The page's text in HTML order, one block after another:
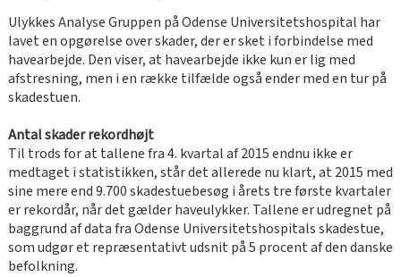
Ulykkes Analyse Gruppen på Odense Universitetshospital har
lavet en opgørelse over skader, der er sket i forbindelse med
havearbejde. Den viser, at havearbejde ikke kun er lig med
afstresning, men i en række tilfælde også ender med en tur på
skadestuen.
Antal skader rekordhøjt
Til trods for at tallene fra 4. kvartal af 2015 endnu ikke er
medtaget i statistikken, står det allerede nu klart, at 2015 med
sine mere end 9.700 skadestuebesøg i årets tre første kvartaler
er rekordår, når det gælder haveulykker. Tallene er udregnet på
baggrund af data fra Odense Universitetshospitals skadestue,
som udgør et repræsentativt udsnit på 5 procent af den danske
befolkning.